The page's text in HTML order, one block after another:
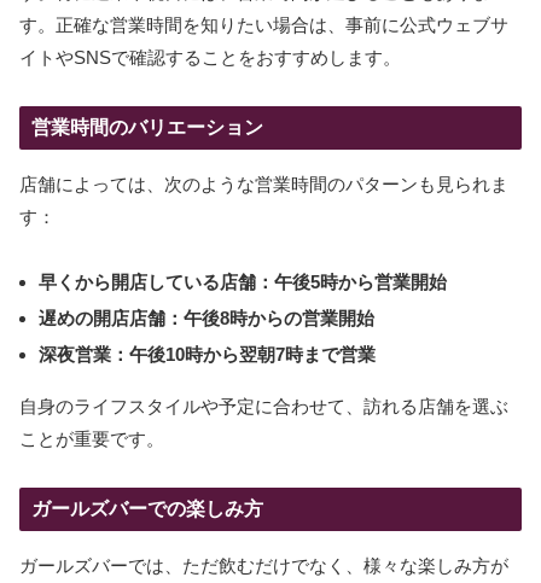
す。正確な営業時間を知りたい場合は、事前に公式ウェブサ
イトやSNSで確認することをおすすめします。
営業時間のバリエーション
店舗によっては、次のような営業時間のパターンも見られま
す：
早くから開店している店舗：午後5時から営業開始
遅めの開店店舗：午後8時からの営業開始
深夜営業：午後10時から翌朝7時まで営業
自身のライフスタイルや予定に合わせて、訪れる店舗を選ぶ
ことが重要です。
ガールズバーでの楽しみ方
ガールズバーでは、ただ飲むだけでなく、様々な楽しみ方が